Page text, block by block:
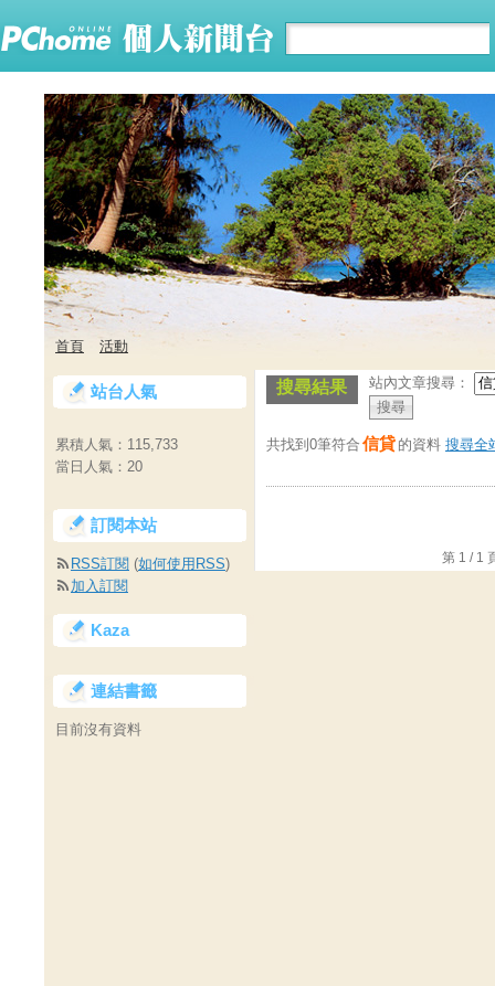
首頁 活動
搜尋結果 站內文章搜尋：
共找到0筆符合 信貸 的資料 搜尋全
第 1 /
站台人氣
累積人氣： 115,733
當日人氣： 20
訂閱本站
RSS訂閱 (如何使用RSS)
加入訂閱
Kaza
連結書籤
目前沒有資料